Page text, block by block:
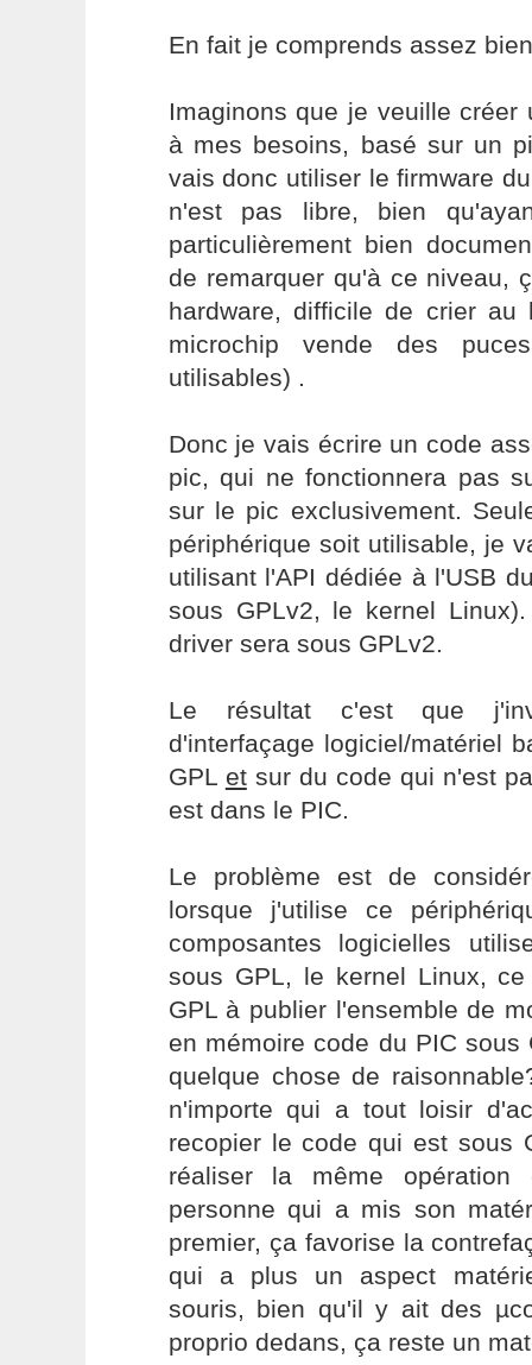
En fait je comprends assez
Imaginons que je veuille créer
à mes besoins, basé sur un
vais donc utiliser le firmware
n'est pas libre, bien
particulièrement bien
de remarquer qu'à ce niveau,
hardware, difficile de crier
microchip vende des
utilisables) .
Donc je vais écrire un code
pic, qui ne fonctionnera pas
sur le pic exclusivement.
périphérique soit utilisable, je
utilisant l'API dédiée à l'USB
sous GPLv2, le kernel
driver sera sous GPLv2.
Le résultat c'est que
d'interfaçage logiciel/matériel
GPL etsur du code qui n'est
est dans le PIC.
Le problème est de
lorsque j'utilise ce
composantes logicielles
sous GPL, le kernel Linux,
GPL à publier l'ensemble de
en mémoire code du PIC sous
quelque chose de
n'importe qui a tout loisir
recopier le code qui est sous
réaliser la même opération
personne qui a mis son
premier, ça favorise la
qui a plus un aspect
souris, bien qu'il y ait des
proprio dedans, ça reste un